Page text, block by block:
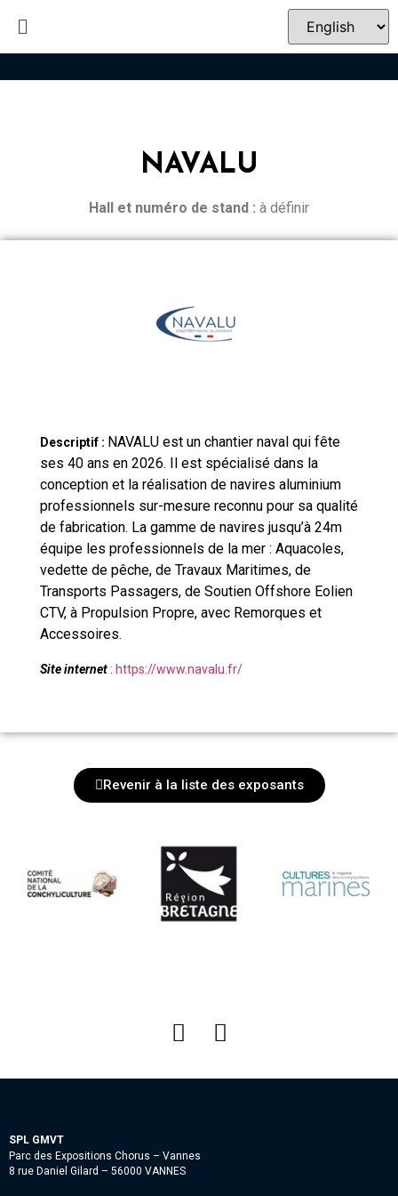
NAVALU
Hall et numéro de stand : à définir
Descriptif : NAVALU est un chantier naval qui fête
ses 40 ans en 2026. Il est spécialisé dans la
conception et la réalisation de navires aluminium
professionnels sur-mesure reconnu pour sa qualité
de fabrication. La gamme de navires jusqu’à 24m
équipe les professionnels de la mer : Aquacoles,
vedette de pêche, de Travaux Maritimes, de
Transports Passagers, de Soutien Offshore Eolien
CTV, à Propulsion Propre, avec Remorques et
Accessoires.
Site internet : https://www.navalu.fr/
Revenir à la liste des exposants
SPL GMVT
Parc des Expositions Chorus – Vannes
8 rue Daniel Gilard – 56000 VANNES